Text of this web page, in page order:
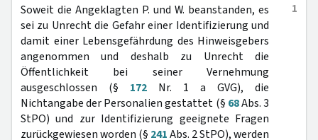
1
Soweit die Angeklagten P. und W. beanstanden, es
sei zu Unrecht die Gefahr einer Identifizierung und
damit einer Lebensgefährdung des Hinweisgebers
angenommen und deshalb zu Unrecht die
Öffentlichkeit bei seiner Vernehmung
ausgeschlossen (§ 172 Nr. 1 a GVG), die
Nichtangabe der Personalien gestattet (§ 68Abs. 3
StPO) und zur Identifizierung geeignete Fragen
zurückgewiesen worden (§ 241Abs. 2 StPO), werden